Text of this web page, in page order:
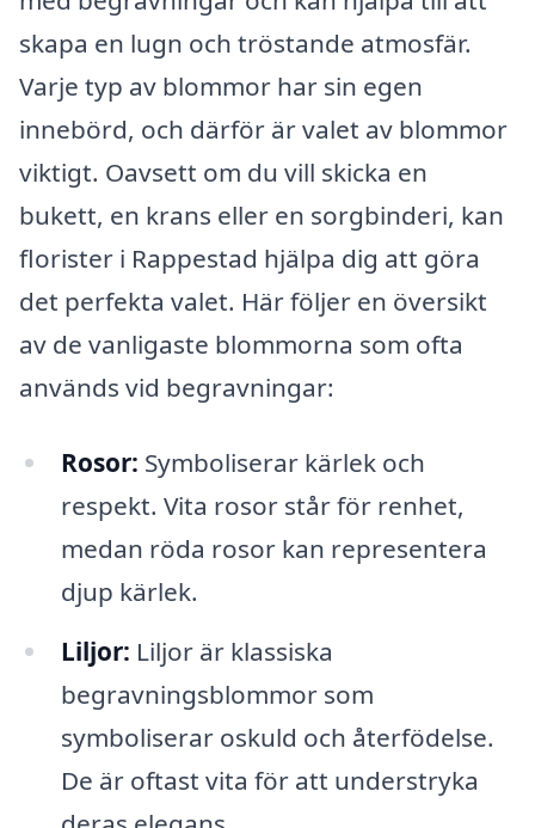
skapa en lugn och tröstande atmosfär.
Varje typ av blommor har sin egen
innebörd, och därför är valet av blommor
viktigt. Oavsett om du vill skicka en
bukett, en krans eller en sorgbinderi, kan
florister i Rappestad hjälpa dig att göra
det perfekta valet. Här följer en översikt
av de vanligaste blommorna som ofta
används vid begravningar:
Rosor: Symboliserar kärlek och
respekt. Vita rosor står för renhet,
medan röda rosor kan representera
djup kärlek.
Liljor: Liljor är klassiska
begravningsblommor som
symboliserar oskuld och återfödelse.
De är oftast vita för att understryka